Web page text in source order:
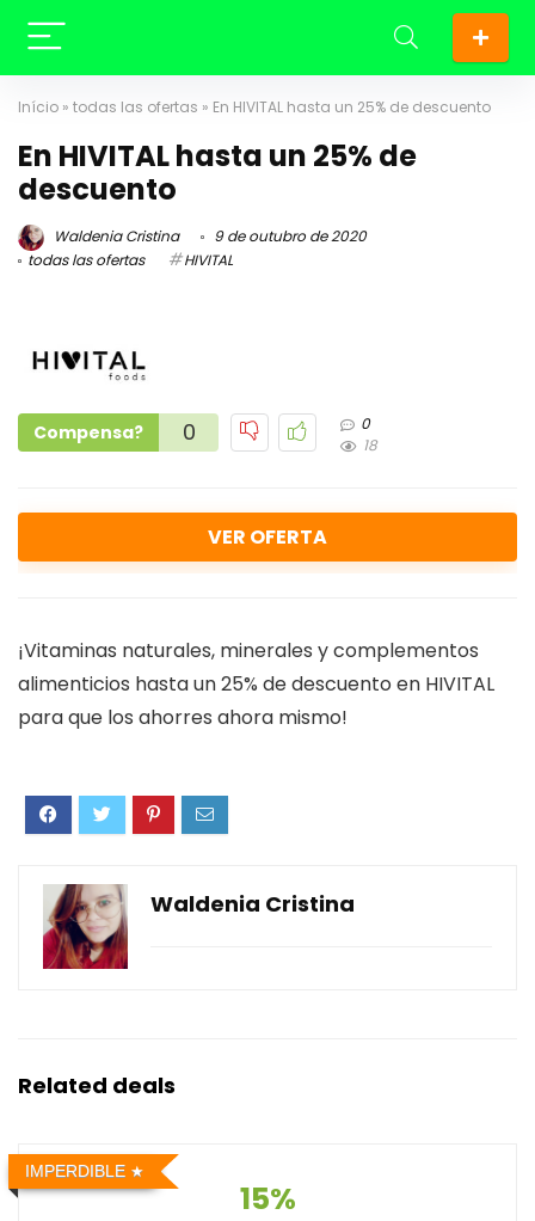
Início » todas las ofertas » En HIVITAL hasta un 25% de descuento
En HIVITAL hasta un 25% de
descuento
Waldenia Cristina
9 de outubro de 2020
todas las ofertas
HIVITAL
Compensa? 0
0
18
VER OFERTA
¡Vitaminas naturales, minerales y complementos
alimenticios hasta un 25% de descuento en HIVITAL
para que los ahorres ahora mismo!
Waldenia Cristina
Related deals
IMPERDIBLE
15%